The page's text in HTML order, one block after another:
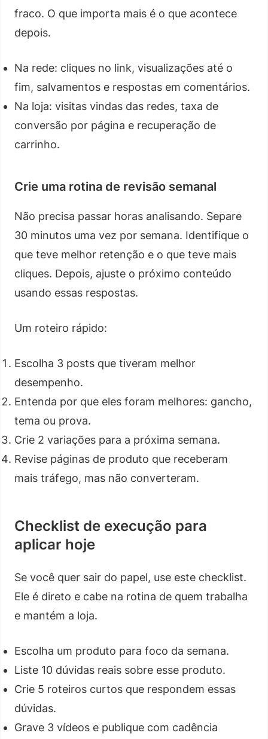
fraco. O que importa mais é o que acontece
depois.
Na rede: cliques no link, visualizações até o
fim, salvamentos e respostas em comentários.
Na loja: visitas vindas das redes, taxa de
conversão por página e recuperação de
carrinho.
Crie uma rotina de revisão semanal
Não precisa passar horas analisando. Separe
30 minutos uma vez por semana. Identifique o
que teve melhor retenção e o que teve mais
cliques. Depois, ajuste o próximo conteúdo
usando essas respostas.
Um roteiro rápido:
Escolha 3 posts que tiveram melhor
desempenho.
Entenda por que eles foram melhores: gancho,
tema ou prova.
Crie 2 variações para a próxima semana.
Revise páginas de produto que receberam
mais tráfego, mas não converteram.
Checklist de execução para
aplicar hoje
Se você quer sair do papel, use este checklist.
Ele é direto e cabe na rotina de quem trabalha
e mantém a loja.
Escolha um produto para foco da semana.
Liste 10 dúvidas reais sobre esse produto.
Crie 5 roteiros curtos que respondem essas
dúvidas.
Grave 3 vídeos e publique com cadência